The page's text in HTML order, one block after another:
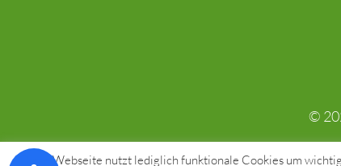
©
Diese Webseite nutzt lediglich funktionale Cookies um